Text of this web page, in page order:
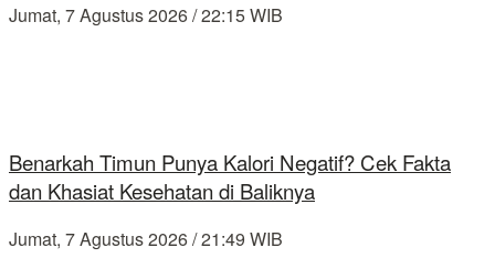
Jumat, 7 Agustus 2026 / 22:15 WIB
Benarkah Timun Punya Kalori Negatif? Cek Fakta
dan Khasiat Kesehatan di Baliknya
Jumat, 7 Agustus 2026 / 21:49 WIB